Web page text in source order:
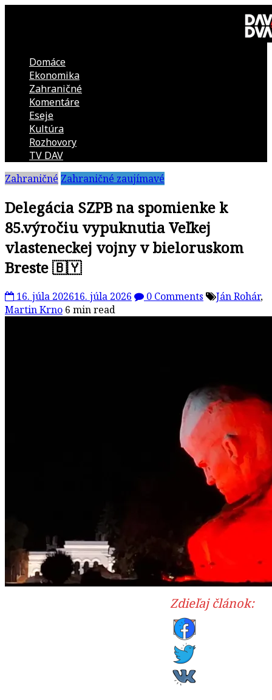
DAV
DVA
kultúrno-
politická
revue
Domáce
Ekonomika
Zahraničné
Komentáre
Eseje
Kultúra
Rozhovory
TV DAV
Zahraničné Zahraničné zaujímavé
Delegácia SZPB na spomienke k
85.výročiu vypuknutia Veľkej
vlasteneckej vojny v bieloruskom
Breste 🇧🇾
16. júla 202616. júla 2026 0 Comments Ján Rohár,
Martin Krno 6 min read
Zdieľaj článok: